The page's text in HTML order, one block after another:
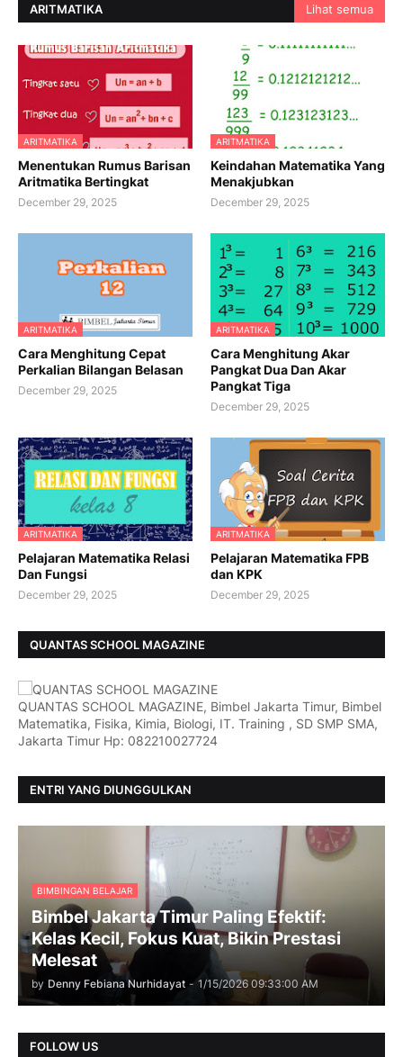
ARITMATIKA Lihat semua
ARITMATIKA
Menentukan Rumus Barisan
Aritmatika Bertingkat
December 29, 2025
ARITMATIKA
Keindahan Matematika Yang
Menakjubkan
December 29, 2025
ARITMATIKA
Cara Menghitung Cepat
Perkalian Bilangan Belasan
December 29, 2025
ARITMATIKA
Cara Menghitung Akar
Pangkat Dua Dan Akar
Pangkat Tiga
December 29, 2025
ARITMATIKA
Pelajaran Matematika Relasi
Dan Fungsi
December 29, 2025
ARITMATIKA
Pelajaran Matematika FPB
dan KPK
December 29, 2025
QUANTAS SCHOOL MAGAZINE
QUANTAS SCHOOL MAGAZINE, Bimbel Jakarta Timur, Bimbel
Matematika, Fisika, Kimia, Biologi, IT. Training , SD SMP SMA,
Jakarta Timur Hp: 082210027724
ENTRI YANG DIUNGGULKAN
BIMBINGAN BELAJAR
Bimbel Jakarta Timur Paling Efektif:
Kelas Kecil, Fokus Kuat, Bikin Prestasi
Melesat
by Denny Febiana Nurhidayat - 1/15/2026 09:33:00 AM
FOLLOW US